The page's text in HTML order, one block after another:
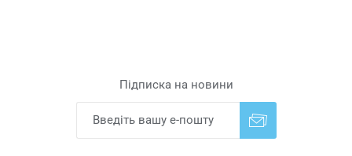
Підписка на новини